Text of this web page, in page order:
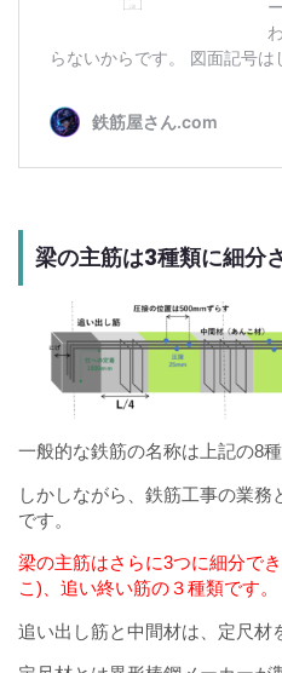
梁の主筋は3種類に細分
一般的な鉄筋の名称は上記の8
しかしながら、鉄筋工事の業
です。
梁の主筋はさらに3つに細分で
こ)、追い終い筋の３種類です。
追い出し筋と中間材は、定尺材